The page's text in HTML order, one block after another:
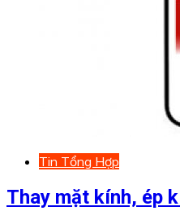
Tin Tổng Hợp
Thay mặt kính, ép